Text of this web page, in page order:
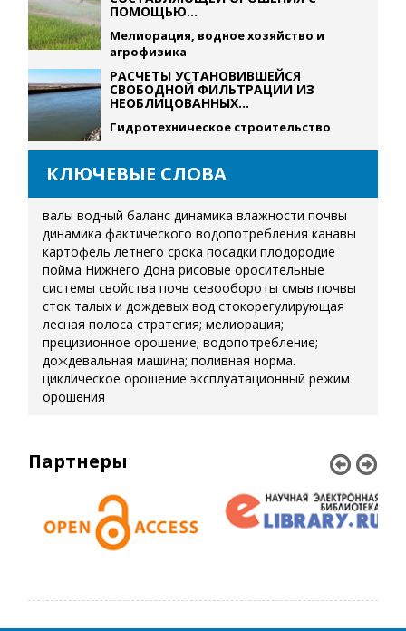
ПОМОЩЬЮ...
Мелиорация, водное хозяйство и
агрофизика
РАСЧЕТЫ УСТАНОВИВШЕЙСЯ
СВОБОДНОЙ ФИЛЬТРАЦИИ ИЗ
НЕОБЛИЦОВАННЫХ...
Гидротехническое строительство
КЛЮЧЕВЫЕ СЛОВА
валы водный баланс динамика влажности почвы
динамика фактического водопотребления канавы
картофель летнего срока посадки плодородие
пойма Нижнего Дона рисовые оросительные
системы свойства почв севообороты смыв почвы
сток талых и дождевых вод стокорегулирующая
лесная полоса стратегия; мелиорация;
прецизионное орошение; водопотребление;
дождевальная машина; поливная норма.
циклическое орошение эксплуатационный режим
орошения
Партнеры